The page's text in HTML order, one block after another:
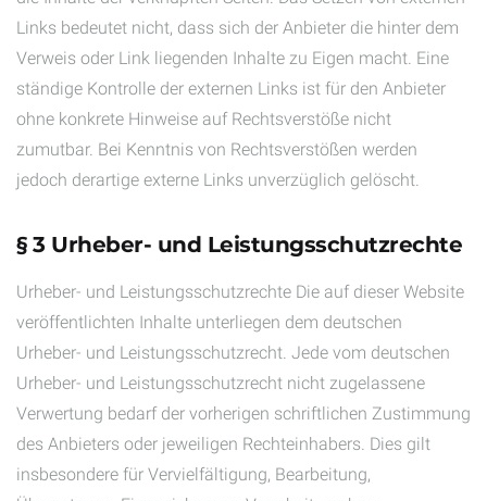
Links bedeutet nicht, dass sich der Anbieter die hinter dem
Verweis oder Link liegenden Inhalte zu Eigen macht. Eine
ständige Kontrolle der externen Links ist für den Anbieter
ohne konkrete Hinweise auf Rechtsverstöße nicht
zumutbar. Bei Kenntnis von Rechtsverstößen werden
jedoch derartige externe Links unverzüglich gelöscht.
§ 3 Urheber- und Leistungsschutzrechte
Urheber- und Leistungsschutzrechte Die auf dieser Website
veröffentlichten Inhalte unterliegen dem deutschen
Urheber- und Leistungsschutzrecht. Jede vom deutschen
Urheber- und Leistungsschutzrecht nicht zugelassene
Verwertung bedarf der vorherigen schriftlichen Zustimmung
des Anbieters oder jeweiligen Rechteinhabers. Dies gilt
insbesondere für Vervielfältigung, Bearbeitung,